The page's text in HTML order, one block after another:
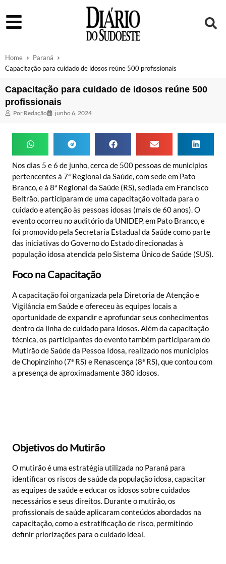
Home
Paraná
Capacitação para cuidado de idosos reúne 500 profissionais
Capacitação para cuidado de idosos reúne 500
profissionais
Por Redação junho 6, 2024
Nos dias 5 e 6 de junho, cerca de 500 pessoas de municípios
pertencentes à 7ª Regional da Saúde, com sede em Pato
Branco, e à 8ª Regional da Saúde (RS), sediada em Francisco
Beltrão, participaram de uma capacitação voltada para o
cuidado e atenção às pessoas idosas (mais de 60 anos). O
evento ocorreu no auditório da UNIDEP, em Pato Branco, e
foi promovido pela Secretaria Estadual da Saúde como parte
das iniciativas do Governo do Estado direcionadas à
população idosa atendida pelo Sistema Único de Saúde (SUS).
Foco na Capacitação
A capacitação foi organizada pela Diretoria de Atenção e
Vigilância em Saúde e ofereceu às equipes locais a
oportunidade de expandir e aprofundar seus conhecimentos
dentro da linha de cuidado para idosos. Além da capacitação
técnica, os participantes do evento também participaram do
Mutirão de Saúde da Pessoa Idosa, realizado nos municípios
de Chopinzinho (7ª RS) e Renascença (8ª RS), que contou com
a presença de aproximadamente 380 idosos.
Objetivos do Mutirão
O mutirão é uma estratégia utilizada no Paraná para
identificar os riscos de saúde da população idosa, capacitar
as equipes de saúde e educar os idosos sobre cuidados
necessários e seus direitos. Durante o mutirão, os
profissionais de saúde aplicaram conteúdos abordados na
capacitação, como a estratificação de risco, permitindo
definir priorizações para o cuidado ideal.